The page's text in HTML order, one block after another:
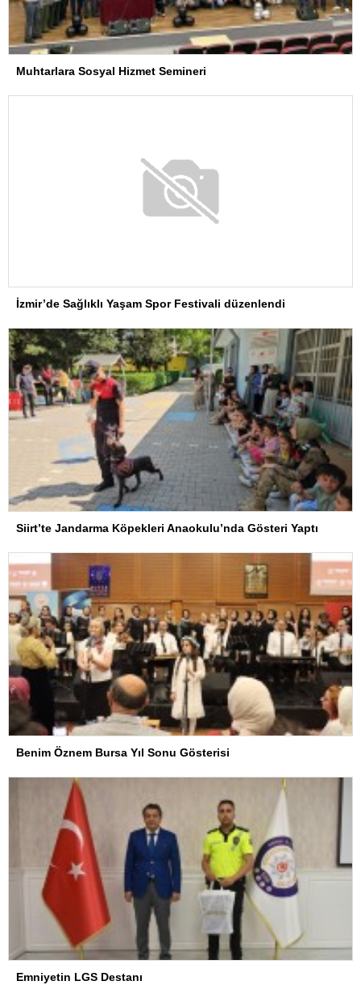
Muhtarlara Sosyal Hizmet Semineri
İzmir’de Sağlıklı Yaşam Spor Festivali düzenlendi
Siirt’te Jandarma Köpekleri Anaokulu’nda Gösteri Yaptı
Benim Öznem Bursa Yıl Sonu Gösterisi
Emniyetin LGS Destanı